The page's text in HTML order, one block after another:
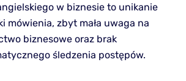
w biznesie to unikanie
mówienia, zbyt mała uwaga na
biznesowe oraz brak
śledzenia postępów.